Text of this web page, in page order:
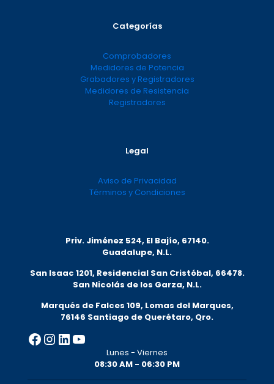
Categorías
Comprobadores
Medidores de Potencia
Grabadores y Registradores
Medidores de Resistencia
Registradores
Legal
Aviso de Privacidad
Términos y Condiciones
Priv. Jiménez 524, El Bajío, 67140.
Guadalupe, N.L.
San Isaac 1201, Residencial San Cristóbal, 66478.
San Nicolás de los Garza, N.L.
Marqués de Falces 109, Lomas del Marques,
76146 Santiago de Querétaro, Qro.
Facebook
Instagram
LinkedIn
YouTube
Lunes - Viernes
08:30 AM - 06:30 PM